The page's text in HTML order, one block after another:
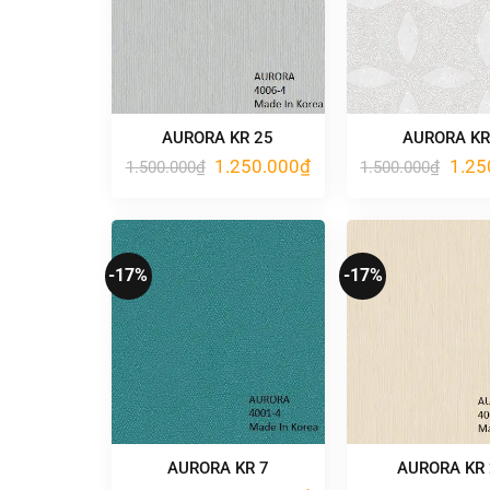
AURORA KR 25
1.500.000₫ Giá
1.250.000₫Giá
1.250.000₫.
AURORA
1.500.000₫ Giá
-17%
AURORA KR 7
-17%
AURORA KR